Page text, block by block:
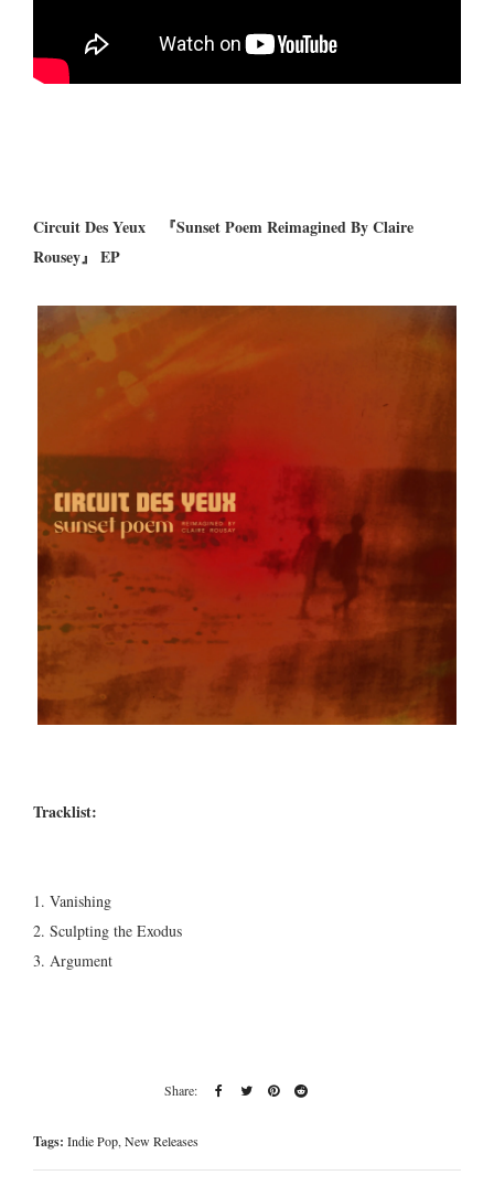
Circuit Des Yeux 『Sunset Poem Reimagined By Claire
Rousey』 EP
Tracklist:
1. Vanishing
2. Sculpting the Exodus
3. Argument
Tags: Indie Pop,New Releases